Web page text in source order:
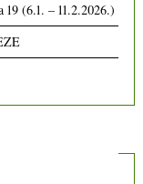
(6.1. – 11.2.2026.)